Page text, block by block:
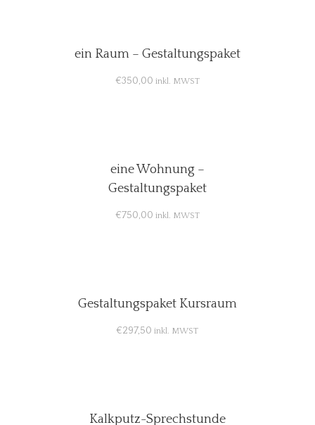
ein Raum – Gestaltungspaket
€350,00 inkl. MWST
eine Wohnung –
Gestaltungspaket
€750,00 inkl. MWST
Gestaltungspaket Kursraum
€297,50 inkl. MWST
Kalkputz-Sprechstunde